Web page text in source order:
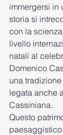
immergersi in
storia si
con la
livello
natali al
Domenico
una
legata anche
Cassiniana.
Questo